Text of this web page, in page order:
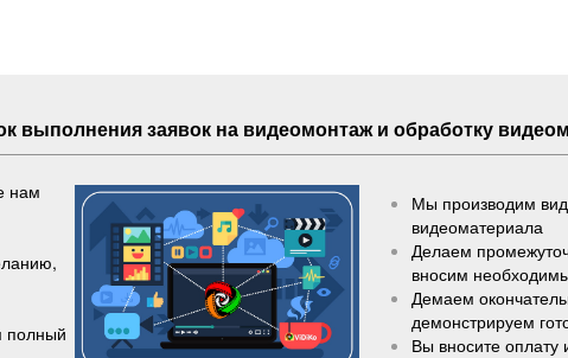
выполнениязаявок на видеомонтаж и обработку
нам
полный
Мы производим
видеоматериала
Делаем
вносим
Демаем
демонстрируем
Вы вносите оплату